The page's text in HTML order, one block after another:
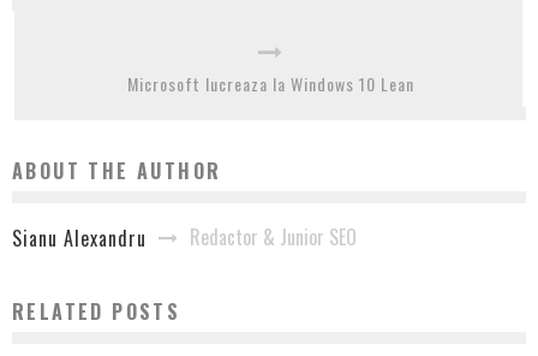
Microsoft lucreaza la Windows 10 Lean
ABOUT THE AUTHOR
Sianu Alexandru Redactor & Junior SEO
RELATED POSTS